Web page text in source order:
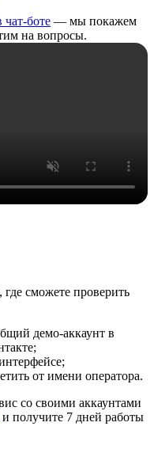
боте — мы покажем
на вопросы.
сможете проверить
демо-аккаунт в
от имени оператора.
со своими аккаунтами
и получите 7 дней работы